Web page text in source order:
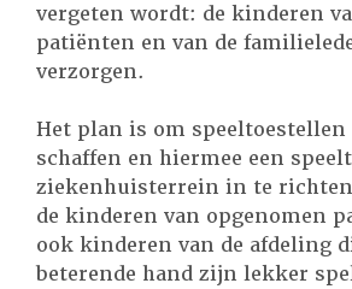
vergeten wordt: de kinderen
patiënten en van de
verzorgen.
Het plan is om speeltoestellen
schaffen en hiermee een
ziekenhuisterrein in te
de kinderen van opgenomen
ook kinderen van de afdeling
beterende hand zijn lekker